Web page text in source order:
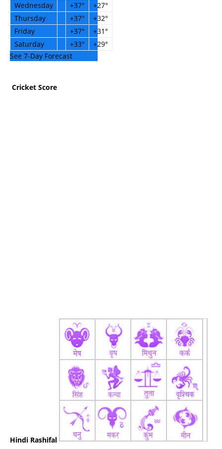
Wednesday
+37° +27°
Thursday
+37° +32°
Friday
+37° +31°
Saturday
+33° +29°
See 7-Day Forecast
Cricket Score
Hindi Rashifal